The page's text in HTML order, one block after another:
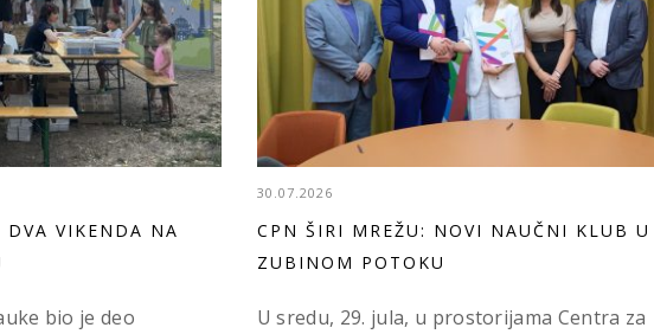
DVA VIKENDA NA
bio je deo
30.07.2026
CPN ŠIRI MREŽU: NOVI NAUČNI KLUB U
ZUBINOM POTOKU
U sredu, 29. jula, u prostorijama Centra za